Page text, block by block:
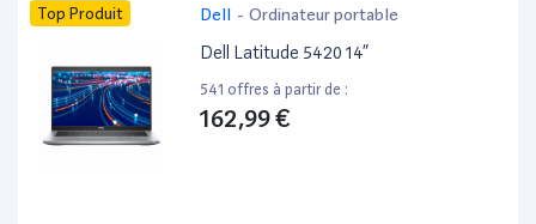
Top Produit Dell - Ordinateur portable
Dell Latitude 5420 14”
541 offres à partir de :
162,99 €